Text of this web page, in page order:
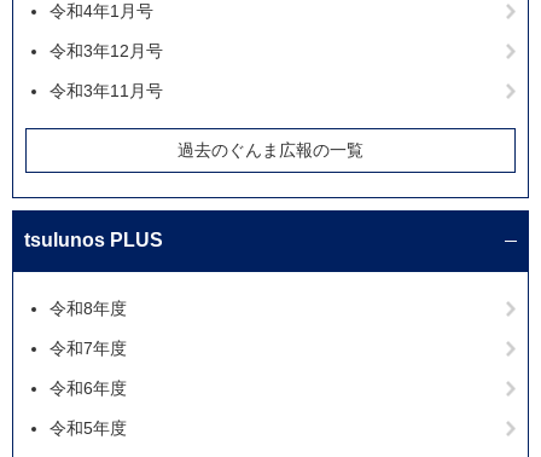
令和4年1月号
令和3年12月号
令和3年11月号
過去のぐんま広報の一覧
tsulunos PLUS
令和8年度
令和7年度
令和6年度
令和5年度